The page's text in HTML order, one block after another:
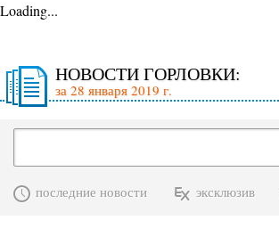
Loading...
НОВОСТИ ГОРЛОВКИ:
за 28 января 2019 г.
последние новости эксклюзив